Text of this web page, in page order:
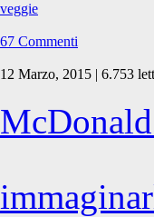
veggie
67 Commenti
12 Marzo, 2015 | 6.753